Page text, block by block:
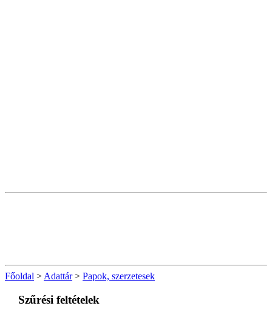
Főoldal > Adattár> Papok, szerzetesek
Szűrési feltételek